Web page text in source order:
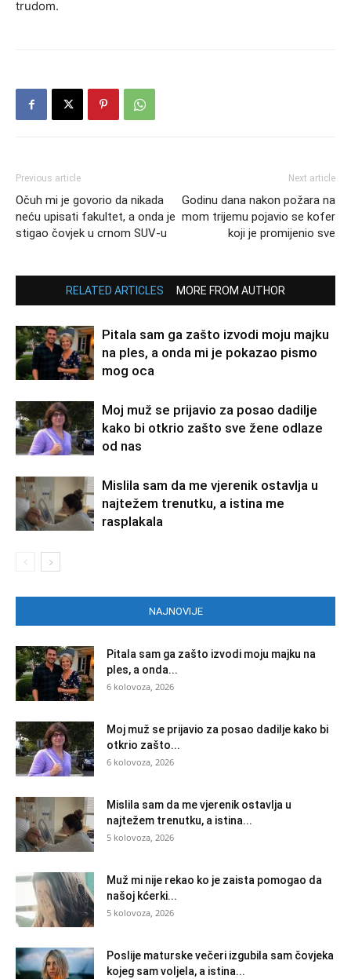
trudom.
Previous article
Očuh mi je govorio da nikada
neću upisati fakultet, a onda je
stigao čovjek u crnom SUV-u
Next article
Godinu dana nakon požara na
mom trijemu pojavio se kofer
koji je promijenio sve
RELATED ARTICLES MORE FROM AUTHOR
Pitala sam ga zašto izvodi moju majku
na ples, a onda mi je pokazao pismo
mog oca
Moj muž se prijavio za posao dadilje
kako bi otkrio zašto sve žene odlaze
od nas
Mislila sam da me vjerenik ostavlja u
najtežem trenutku, a istina me
rasplakala
NAJNOVIJE
Pitala sam ga zašto izvodi moju majku na
ples, a onda...
6 kolovoza, 2026
Moj muž se prijavio za posao dadilje kako bi
otkrio zašto...
6 kolovoza, 2026
Mislila sam da me vjerenik ostavlja u
najtežem trenutku, a istina...
5 kolovoza, 2026
Muž mi nije rekao ko je zaista pomogao da
našoj kćerki...
5 kolovoza, 2026
Poslije maturske večeri izgubila sam čovjeka
kojeg sam voljela, a istina...